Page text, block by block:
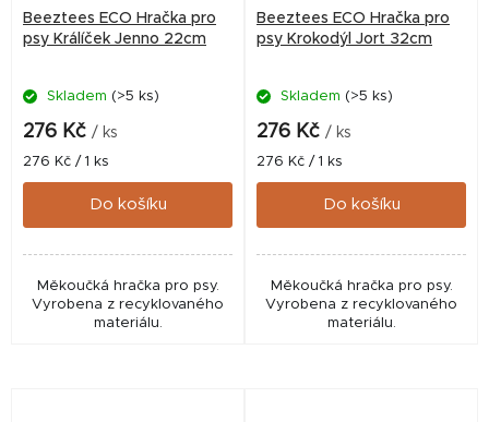
Beeztees ECO Hračka pro
psy Králíček Jenno 22cm
Skladem (>5 ks)
276 Kč / ks
Měrná
cena:
276 Kč / 1 ks
Do košíku
Měkoučká hračka pro psy.
Vyrobena z recyklovaného
materiálu.
Beeztees ECO Hračka pro
psy Krokodýl Jort 32cm
Skladem (>5 ks)
276 Kč / ks
Měrná
cena:
276 Kč / 1 ks
Do košíku
Měkoučká hračka pro psy.
Vyrobena z recyklovaného
materiálu.